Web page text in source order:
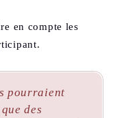
en compte les
pourraient
des